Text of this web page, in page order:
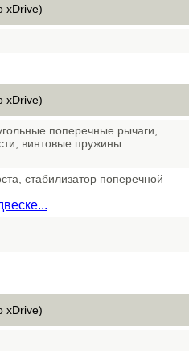
xDrive)
xDrive)
поперечные рычаги,
винтовые пружины
стабилизатор поперечной
xDrive)